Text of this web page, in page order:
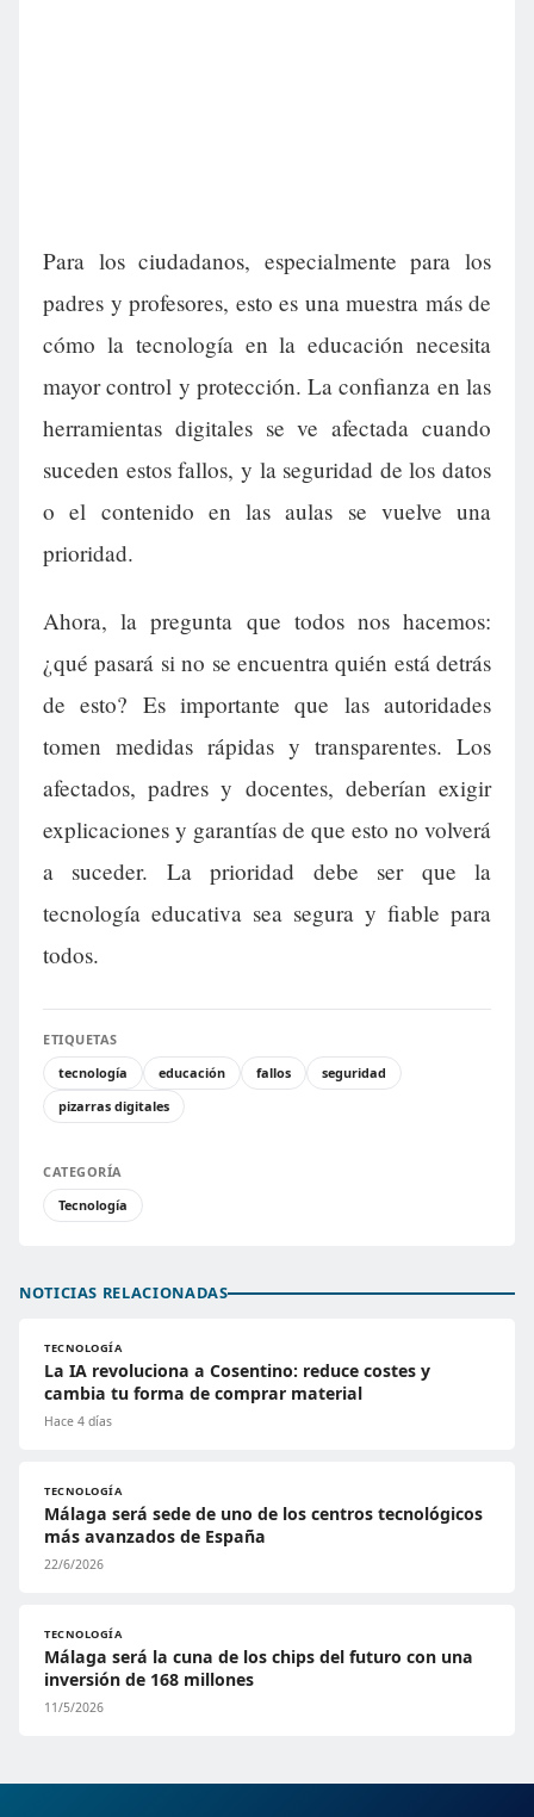
Para los ciudadanos, especialmente para los
padres y profesores, esto es una muestra más de
cómo la tecnología en la educación necesita
mayor control y protección. La confianza en las
herramientas digitales se ve afectada cuando
suceden estos fallos, y la seguridad de los datos
o el contenido en las aulas se vuelve una
prioridad.
Ahora, la pregunta que todos nos hacemos:
¿qué pasará si no se encuentra quién está detrás
de esto? Es importante que las autoridades
tomen medidas rápidas y transparentes. Los
afectados, padres y docentes, deberían exigir
explicaciones y garantías de que esto no volverá
a suceder. La prioridad debe ser que la
tecnología educativa sea segura y fiable para
todos.
ETIQUETAS
tecnología
educación fallos
seguridad
pizarras digitales
CATEGORÍA
Tecnología
NOTICIAS RELACIONADAS
TECNOLOGÍA
La IA revoluciona a Cosentino: reduce costes y
cambia tu forma de comprar material
Hace 4 días
TECNOLOGÍA
Málaga será sede de uno de los centros tecnológicos
más avanzados de España
22/6/2026
TECNOLOGÍA
Málaga será la cuna de los chips del futuro con una
inversión de 168 millones
11/5/2026